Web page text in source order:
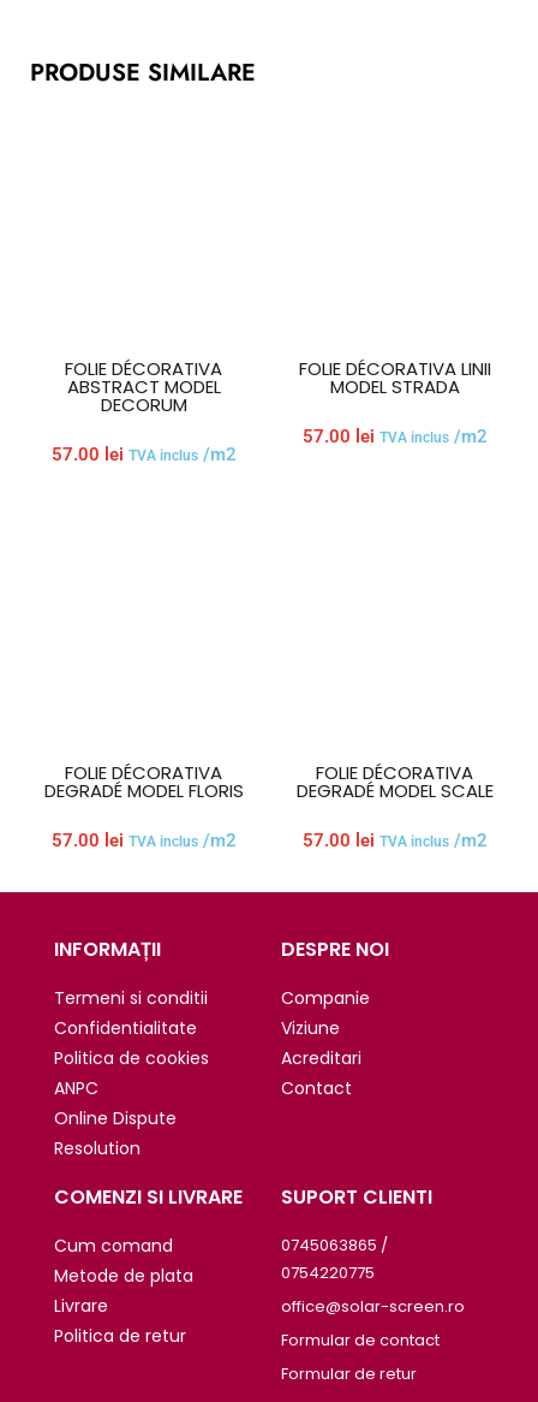
PRODUSE SIMILARE
FOLIE DÉCORATIVA
ABSTRACT MODEL
DECORUM
57.00 lei TVA inclus/m2
FOLIE DÉCORATIVA LINII
MODEL STRADA
57.00 lei TVA inclus/m2
FOLIE DÉCORATIVA
DEGRADÉ MODEL FLORIS
57.00 lei TVA inclus/m2
FOLIE DÉCORATIVA
DEGRADÉ MODEL SCALE
57.00 lei TVA inclus/m2
INFORMAȚII
Termeni si conditii
Confidentialitate
Politica de cookies
ANPC
Online Dispute
Resolution
DESPRE NOI
Companie
Viziune
Acreditari
Contact
COMENZI SI LIVRARE
Cum comand
Metode de plata
Livrare
Politica de retur
SUPORT CLIENTI
0745063865 /
0754220775
office@solar-screen.ro
Formular de contact
Formular de retur